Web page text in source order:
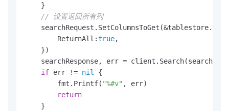
    }
// 设置返回所有列
        ReturnAll:
true,
    })
searchResponse, err =
if err != nil {
        fmt.Printf(
"%#v" , err)
return
    }